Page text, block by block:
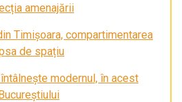
amenajării
Timișoara, compartimentarea
de spațiu
modernul, în acest